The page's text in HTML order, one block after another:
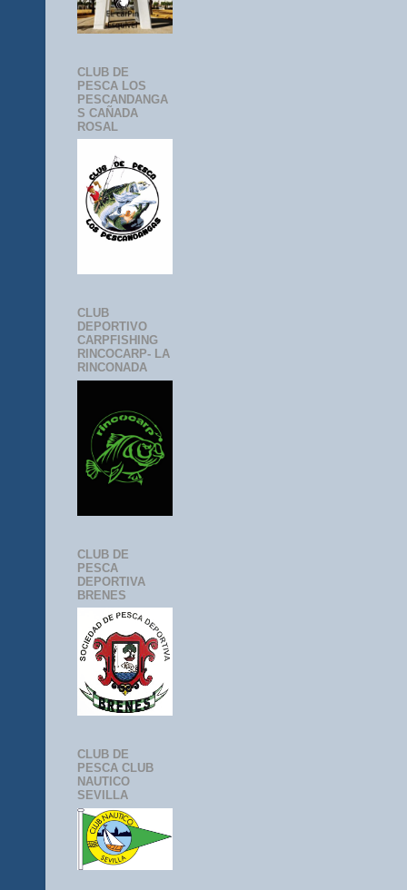
CLUB DE
PESCA LOS
PESCANDANGA
S CAÑADA
ROSAL
CLUB
DEPORTIVO
CARPFISHING
RINCOCARP- LA
RINCONADA
CLUB DE
PESCA
DEPORTIVA
BRENES
CLUB DE
PESCA CLUB
NAUTICO
SEVILLA